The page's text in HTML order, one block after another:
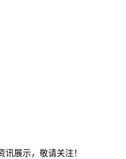
展示，敬请关注！